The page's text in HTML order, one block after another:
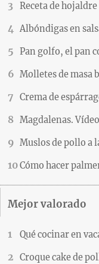
Receta de hojaldre
Albóndigas en
Pan golfo, el pan
Molletes de masa
Crema de
Magdalenas.
Muslos de pollo a
Cómo hacer
Mejor valorado
Qué cocinar en
Croque cake de